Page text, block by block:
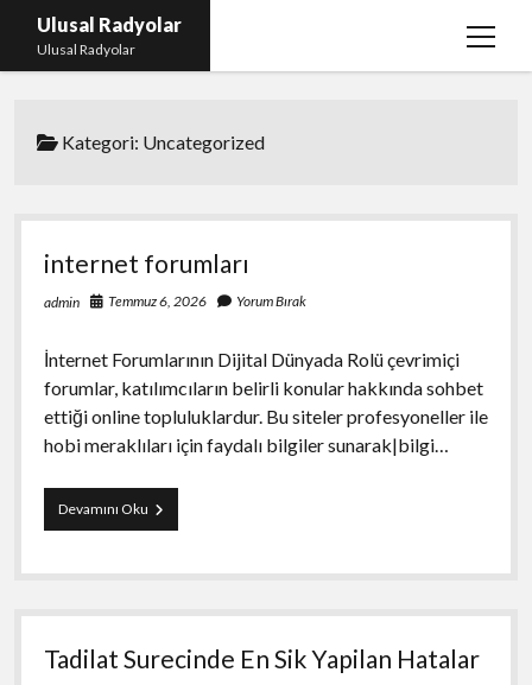
Ulusal Radyolar
Ulusal Radyolar
menüyü
Instagram Beğeni Kazanma Ücretsiz
Kategori: Uncategorized
internet forumları
admin Temmuz 6, 2026 Yorum Bırak
İnternet Forumlarının Dijital Dünyada Rolü çevrimiçi
forumlar, katılımcıların belirli konular hakkında sohbet
ettiği online topluluklardur. Bu siteler profesyoneller ile
hobi meraklıları için faydalı bilgiler sunarak|bilgi…
Devamını Okuinternet
forumları
Tadilat Surecinde En Sik Yapilan Hatalar